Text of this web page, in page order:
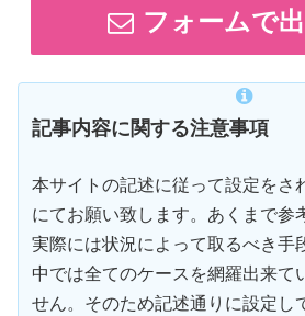
フォームで
記事内容に関する注意事項
本サイトの記述に従って設定をさ
にてお願い致します。あくまで参
実際には状況によって取るべき手
中では全てのケースを網羅出来て
せん。そのため記述通りに設定し